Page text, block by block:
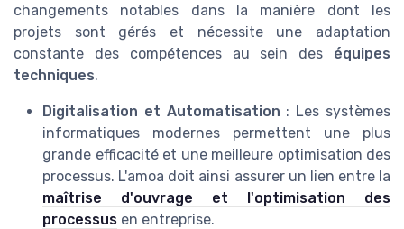
changements notables dans la manière dont les
projets sont gérés et nécessite une adaptation
constante des compétences au sein des équipes
techniques.
Digitalisation et Automatisation : Les systèmes
informatiques modernes permettent une plus
grande efficacité et une meilleure optimisation des
processus. L'amoa doit ainsi assurer un lien entre la
maîtrise d'ouvrage et l'optimisation des
processus en entreprise.